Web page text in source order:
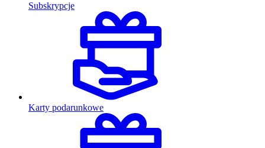
Subskrypcje
Karty podarunkowe